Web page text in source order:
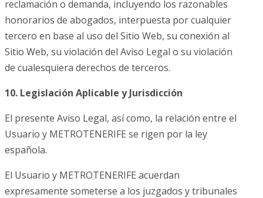
reclamación o demanda, incluyendo los razonables
honorarios de abogados, interpuesta por cualquier
tercero en base al uso del Sitio Web, su conexión al
Sitio Web, su violación del Aviso Legal o su violación
de cualesquiera derechos de terceros.
10. Legislación Aplicable y Jurisdicción
El presente Aviso Legal, así como, la relación entre el
Usuario y METROTENERIFE se rigen por la ley
española.
El Usuario y METROTENERIFE acuerdan
expresamente someterse a los juzgados y tribunales